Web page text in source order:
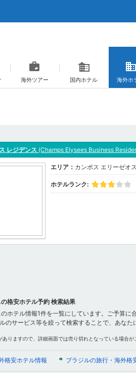
海外ツアー 国内ホテル 海外ホ
レジデンス (Champs Elysees Business
エリア： カンポス エリーゼオス
ホテルランク:
格安ホテル予約 検索結果
ホテル情報1件を一覧にしています。ご予算
のサービス等を絞って検索することで、あなた
りますので、詳細画面では売り切れとなっている場合が
格安ホテル情報 ブラジルの旅行・海外格